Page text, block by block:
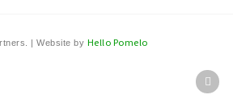
| Website by Hello Pomelo